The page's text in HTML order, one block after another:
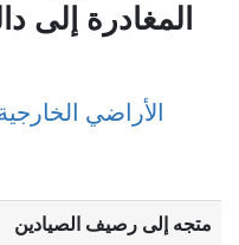
المغادرة إلى
متجه إلى رصيف الصيادين